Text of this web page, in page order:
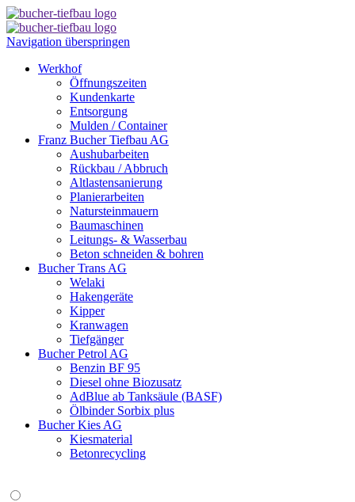
Navigation überspringen
Werkhof
Öffnungszeiten
Kundenkarte
Entsorgung
Mulden / Container
Franz Bucher Tiefbau AG
Aushubarbeiten
Rückbau / Abbruch
Altlastensanierung
Planierarbeiten
Natursteinmauern
Baumaschinen
Leitungs- & Wasserbau
Beton schneiden & bohren
Bucher Trans AG
Welaki
Hakengeräte
Kipper
Kranwagen
Tiefgänger
Bucher Petrol AG
Benzin BF 95
Diesel ohne Biozusatz
AdBlue ab Tanksäule (BASF)
Ölbinder Sorbix plus
Bucher Kies AG
Kiesmaterial
Betonrecycling